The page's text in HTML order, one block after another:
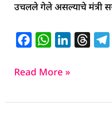
उचलले गेले असल्याचे मंत्री
F
c
b
W
at
A
Li
dI
T
d
Read More »